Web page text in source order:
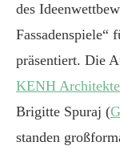
des
Fassadenspiele“
präsentiert. Die
KENH
Brigitte Spuraj (
standen